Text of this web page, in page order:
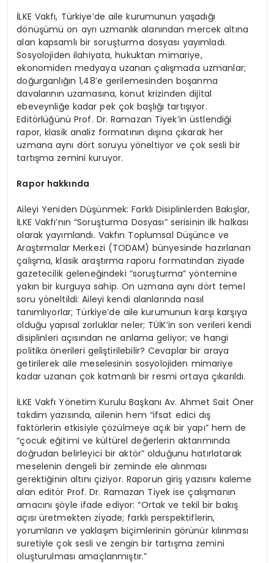
İLKE Vakfı, Türkiye’de aile kurumunun yaşadığı
dönüşümü on ayrı uzmanlık alanından mercek altına
alan kapsamlı bir soruşturma dosyası yayımladı.
Sosyolojiden ilahiyata, hukuktan mimariye,
ekonomiden medyaya uzanan çalışmada uzmanlar;
doğurganlığın 1,48’e gerilemesinden boşanma
davalarının uzamasına, konut krizinden dijital
ebeveynliğe kadar pek çok başlığı tartışıyor.
Editörlüğünü Prof. Dr. Ramazan Tiyek’in üstlendiği
rapor, klasik analiz formatının dışına çıkarak her
uzmana aynı dört soruyu yöneltiyor ve çok sesli bir
tartışma zemini kuruyor.
Rapor hakkında
Aileyi Yeniden Düşünmek: Farklı Disiplinlerden Bakışlar,
İLKE Vakfı’nın “Soruşturma Dosyası” serisinin ilk halkası
olarak yayımlandı. Vakfın Toplumsal Düşünce ve
Araştırmalar Merkezi (TODAM) bünyesinde hazırlanan
çalışma, klasik araştırma raporu formatından ziyade
gazetecilik geleneğindeki “soruşturma” yöntemine
yakın bir kurguya sahip. On uzmana aynı dört temel
soru yöneltildi: Aileyi kendi alanlarında nasıl
tanımlıyorlar; Türkiye’de aile kurumunun karşı karşıya
olduğu yapısal zorluklar neler; TÜİK’in son verileri kendi
disiplinleri açısından ne anlama geliyor; ve hangi
politika önerileri geliştirilebilir? Cevaplar bir araya
getirilerek aile meselesinin sosyolojiden mimariye
kadar uzanan çok katmanlı bir resmi ortaya çıkarıldı.
İLKE Vakfı Yönetim Kurulu Başkanı Av. Ahmet Sait Öner
takdim yazısında, ailenin hem “ifsat edici dış
faktörlerin etkisiyle çözülmeye açık bir yapı” hem de
“çocuk eğitimi ve kültürel değerlerin aktarımında
doğrudan belirleyici bir aktör” olduğunu hatırlatarak
meselenin dengeli bir zeminde ele alınması
gerektiğinin altını çiziyor. Raporun giriş yazısını kaleme
alan editör Prof. Dr. Ramazan Tiyek ise çalışmanın
amacını şöyle ifade ediyor: “Ortak ve tekil bir bakış
açısı üretmekten ziyade; farklı perspektiflerin,
yorumların ve yaklaşım biçimlerinin görünür kılınması
suretiyle çok sesli ve zengin bir tartışma zemini
oluşturulması amaçlanmıştır.”